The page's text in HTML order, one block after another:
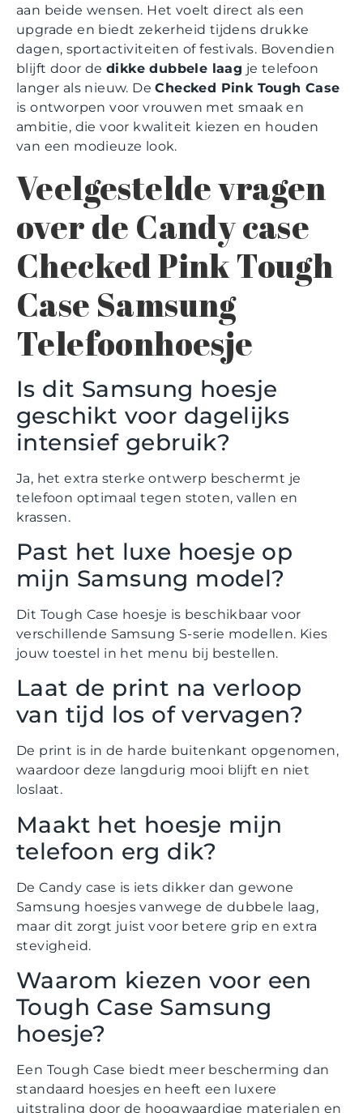
aan beide wensen. Het voelt direct als een
upgrade en biedt zekerheid tijdens drukke
dagen, sportactiviteiten of festivals. Bovendien
blijft door dedikke dubbele laag je telefoon
langer als nieuw. DeChecked Pink Tough Case
is ontworpen voor vrouwen met smaak en
ambitie, die voor kwaliteit kiezen en houden
van een modieuze look.
Veelgestelde vragen
over de Candy case
Checked Pink Tough
Case Samsung
Telefoonhoesje
Is dit Samsung hoesje
geschikt voor dagelijks
intensief gebruik?
Ja, het extra sterke ontwerp beschermt je
telefoon optimaal tegen stoten, vallen en
krassen.
Past het luxe hoesje op
mijn Samsung model?
Dit Tough Case hoesje is beschikbaar voor
verschillende Samsung S-serie modellen. Kies
jouw toestel in het menu bij bestellen.
Laat de print na verloop
van tijd los of vervagen?
De print is in de harde buitenkant opgenomen,
waardoor deze langdurig mooi blijft en niet
loslaat.
Maakt het hoesje mijn
telefoon erg dik?
De Candy case is iets dikker dan gewone
Samsung hoesjes vanwege de dubbele laag,
maar dit zorgt juist voor betere grip en extra
stevigheid.
Waarom kiezen voor een
Tough Case Samsung
hoesje?
Een Tough Case biedt meer bescherming dan
standaard hoesjes en heeft een luxere
uitstraling door de hoogwaardige materialen en